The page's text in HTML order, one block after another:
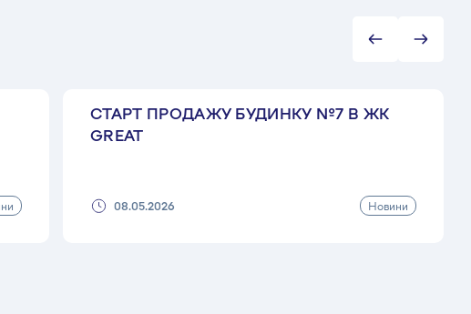
СТАРТ ПРОДАЖУ БУДИНКУ №7 В ЖК
GREAT
08.05.2026 Новини